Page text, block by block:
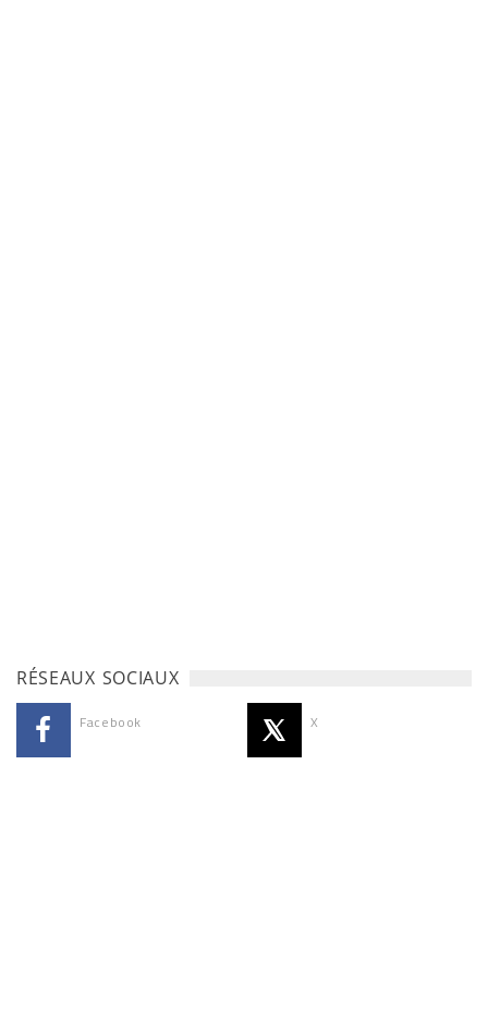
RÉSEAUX SOCIAUX
Facebook X